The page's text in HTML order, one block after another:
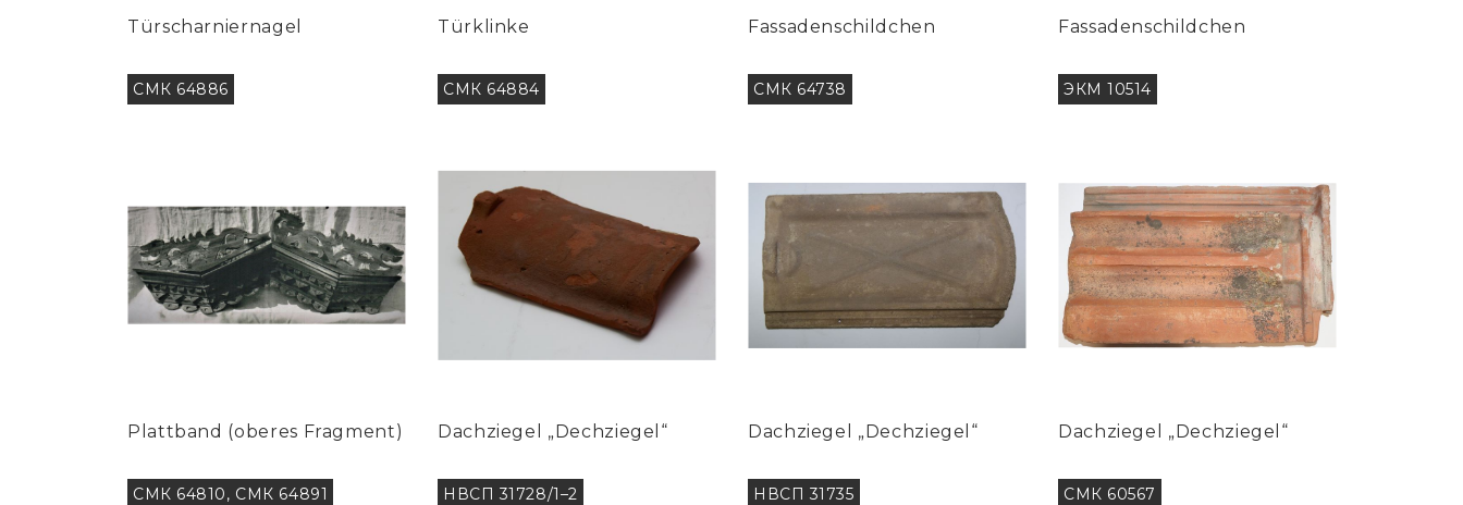
Türscharniernagel
СМК 64886
Türklinke
СМК 64884
Fassadenschildchen
СМК 64738
Fassadenschildchen
ЭКМ 10514
Plattband (oberes Fragment)
СМК 64810, СМК 64891
Dachziegel „Dechziegel“
НВСП 31728/1–2
Dachziegel „Dechziegel“
НВСП 31735
Dachziegel „Dechziegel“
СМК 60567